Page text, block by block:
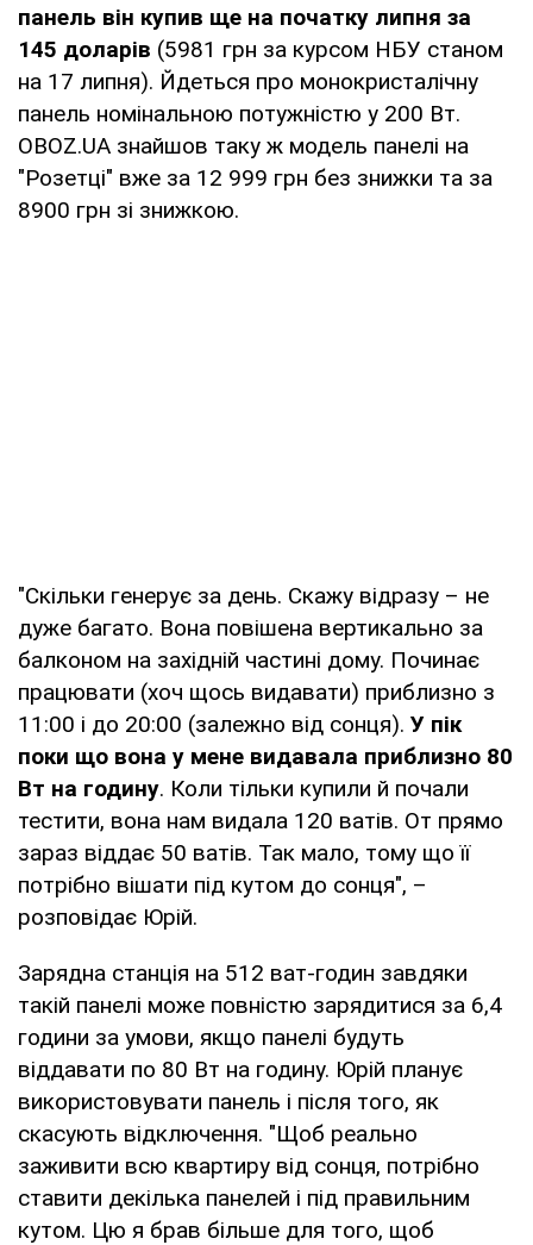
панель він купив ще на початку липня за
145 доларів (5981 грн за курсом НБУ станом
на 17 липня). Йдеться про монокристалічну
панель номінальною потужністю у 200 Вт.
OBOZ.UA знайшов таку ж модель панелі на
"Розетці" вже за 12 999 грн без знижки та за
8900 грн зі знижкою.
"Скільки генерує за день. Скажу відразу – не
дуже багато. Вона повішена вертикально за
балконом на західній частині дому. Починає
працювати (хоч щось видавати) приблизно з
11:00 і до 20:00 (залежно від сонця). У пік
поки що вона у мене видавала приблизно 80
Вт на годину. Коли тільки купили й почали
тестити, вона нам видала 120 ватів. От прямо
зараз віддає 50 ватів. Так мало, тому що її
потрібно вішати під кутом до сонця", –
розповідає Юрій.
Зарядна станція на 512 ват-годин завдяки
такій панелі може повністю зарядитися за 6,4
години за умови, якщо панелі будуть
віддавати по 80 Вт на годину. Юрій планує
використовувати панель і після того, як
скасують відключення. "Щоб реально
заживити всю квартиру від сонця, потрібно
ставити декілька панелей і під правильним
кутом. Цю я брав більше для того, щоб